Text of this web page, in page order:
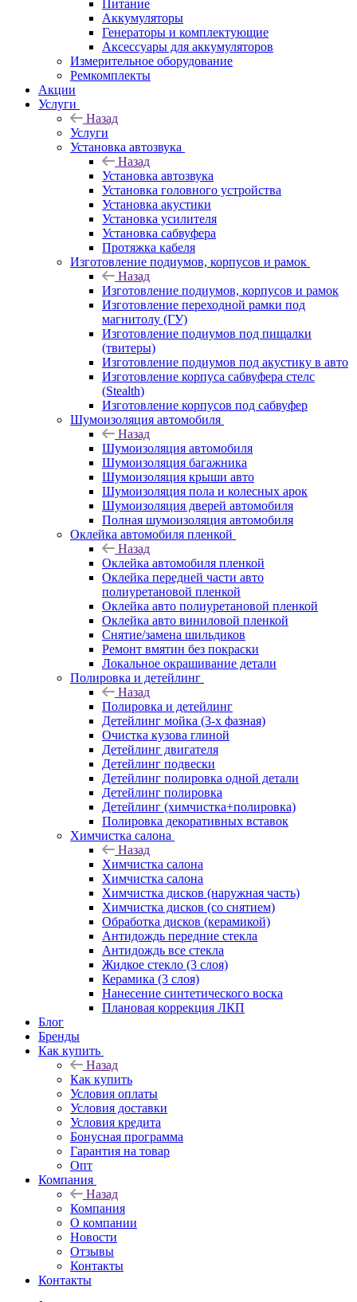
Питание
Аккумуляторы
Генераторы и комплектующие
Аксессуары для аккумуляторов
Измерительное оборудование
Ремкомплекты
Акции
Услуги
Назад
Услуги
Установка автозвука
Назад
Установка автозвука
Установка головного устройства
Установка акустики
Установка усилителя
Установка сабвуфера
Протяжка кабеля
Изготовление подиумов, корпусов и рамок
Назад
Изготовление подиумов, корпусов и рамок
Изготовление переходной рамки под
магнитолу (ГУ)
Изготовление подиумов под пищалки
(твитеры)
Изготовление подиумов под акустику в авто
Изготовление корпуса сабвуфера стелс
(Stealth)
Изготовление корпусов под сабвуфер
Шумоизоляция автомобиля
Назад
Шумоизоляция автомобиля
Шумоизоляция багажника
Шумоизоляция крыши авто
Шумоизоляция пола и колесных арок
Шумоизоляция дверей автомобиля
Полная шумоизоляция автомобиля
Оклейка автомобиля пленкой
Назад
Оклейка автомобиля пленкой
Оклейка передней части авто
полиуретановой пленкой
Оклейка авто полиуретановой пленкой
Оклейка авто виниловой пленкой
Снятие/замена шильдиков
Ремонт вмятин без покраски
Локальное окрашивание детали
Полировка и детейлинг
Назад
Полировка и детейлинг
Детейлинг мойка (3-х фазная)
Очистка кузова глиной
Детейлинг двигателя
Детейлинг подвески
Детейлинг полировка одной детали
Детейлинг полировка
Детейлинг (химчистка+полировка)
Полировка декоративных вставок
Химчистка салона
Назад
Химчистка салона
Химчистка салона
Химчистка дисков (наружная часть)
Химчистка дисков (со снятием)
Обработка дисков (керамикой)
Антидождь передние стекла
Антидождь все стекла
Жидкое стекло (3 слоя)
Керамика (3 слоя)
Нанесение синтетического воска
Плановая коррекция ЛКП
Блог
Бренды
Как купить
Назад
Как купить
Условия оплаты
Условия доставки
Условия кредита
Бонусная программа
Гарантия на товар
Опт
Компания
Назад
Компания
О компании
Новости
Отзывы
Контакты
Контакты